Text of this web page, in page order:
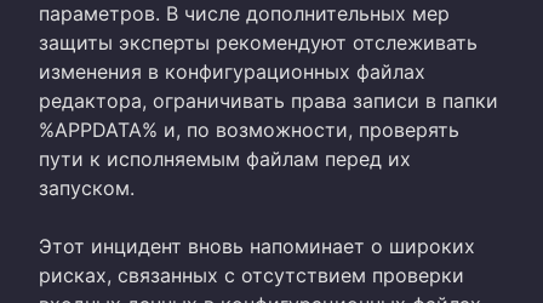
параметров. В числе дополнительных мер
защиты эксперты рекомендуют отслеживать
изменения в конфигурационных файлах
редактора, ограничивать права записи в папки
%APPDATA% и, по возможности, проверять
пути к исполняемым файлам перед их
запуском.
Этот инцидент вновь напоминает о широких
рисках, связанных с отсутствием проверки